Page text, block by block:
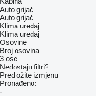
Auto grijač
Auto grijač
Klima uređaj
Klima uređaj
Osovine
Broj osovina
3 ose
Nedostaju filtri?
Predložite izmjenu
Pronađeno:
-